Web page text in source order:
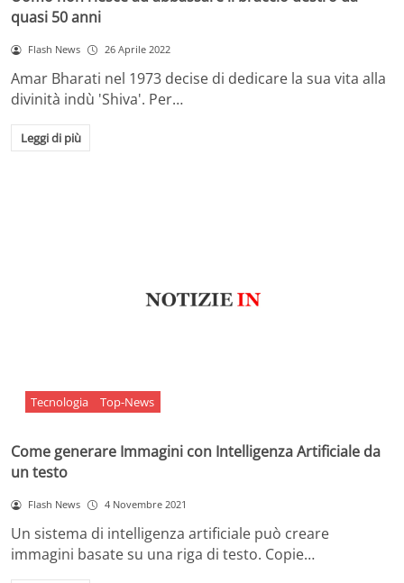
quasi 50 anni
Flash News 26 Aprile 2022
Amar Bharati nel 1973 decise di dedicare la sua vita alla
divinità indù 'Shiva'. Per…
Leggi di più
Tecnologia Top-News
Come generare Immagini con Intelligenza Artificiale da
un testo
Flash News 4 Novembre 2021
Un sistema di intelligenza artificiale può creare
immagini basate su una riga di testo. Copie…